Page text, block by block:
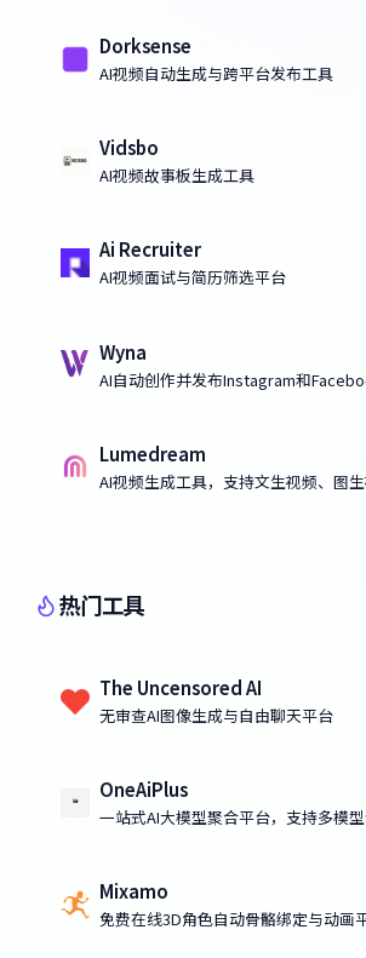
Dorksense
AI视频自动生成与跨平台发布工具
Vidsbo
AI视频故事板生成工具
Ai Recruiter
AI视频面试与简历筛选平台
Wyna
AI自动创作并发布Instagram和
Lumedream
AI视频生成工具，支持文生视频、图
热门工具
The Uncensored AI
无审查AI图像生成与自由聊天平台
OneAiPlus
一站式AI大模型聚合平台，支持多模
Mixamo
免费在线3D角色自动骨骼绑定与动画